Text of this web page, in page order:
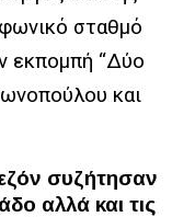
σταθμό
εκπομπή “Δύο
και
συζήτησαν
αλλά και τις